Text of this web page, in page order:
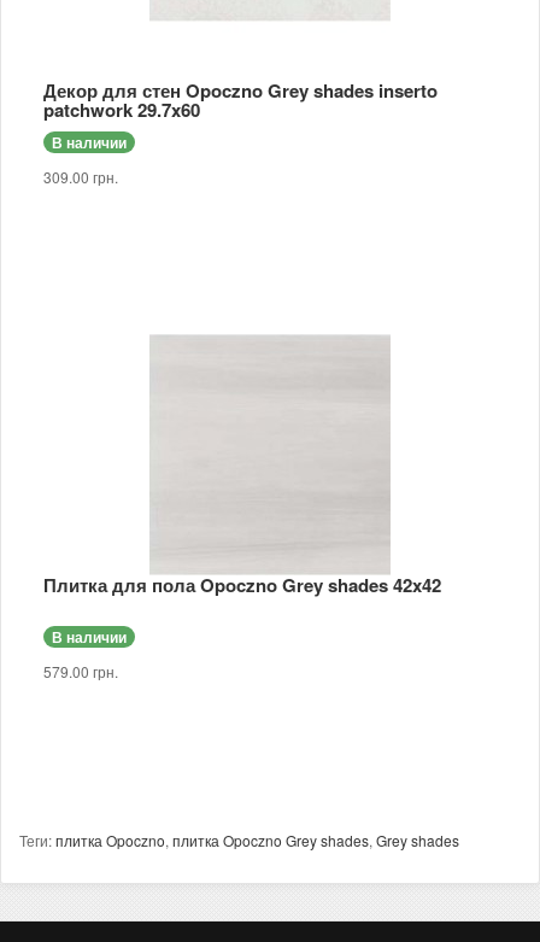
Декор для стен Opoczno Grey shades inserto
patchwork 29.7x60
В наличии
309.00 грн.
Плитка для пола Opoczno Grey shades 42x42
В наличии
579.00 грн.
Теги:плитка Opoczno, плитка Opoczno Grey shades, Grey shades